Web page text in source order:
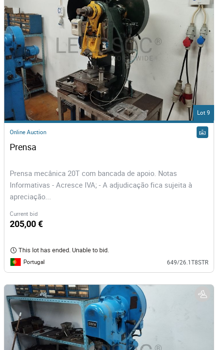
Lot 9
Online Auction
Prensa
Prensa mecânica 20T com bancada de apoio. Notas
Informativas - Acresce IVA; - A adjudicação fica sujeita à
apreciação...
Current bid
205,00 €
This lot has ended. Unable to bid.
Portugal 649/26.1T8STR